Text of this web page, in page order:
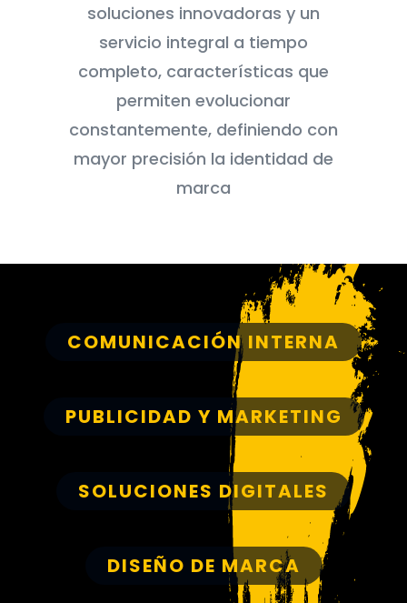
soluciones innovadoras y un
servicio integral a tiempo
completo, características que
permiten evolucionar
constantemente, definiendo con
mayor precisión la identidad de
marca
COMUNICACIÓN INTERNA
PUBLICIDAD Y MARKETING
SOLUCIONES DIGITALES
DISEÑO DE MARCA